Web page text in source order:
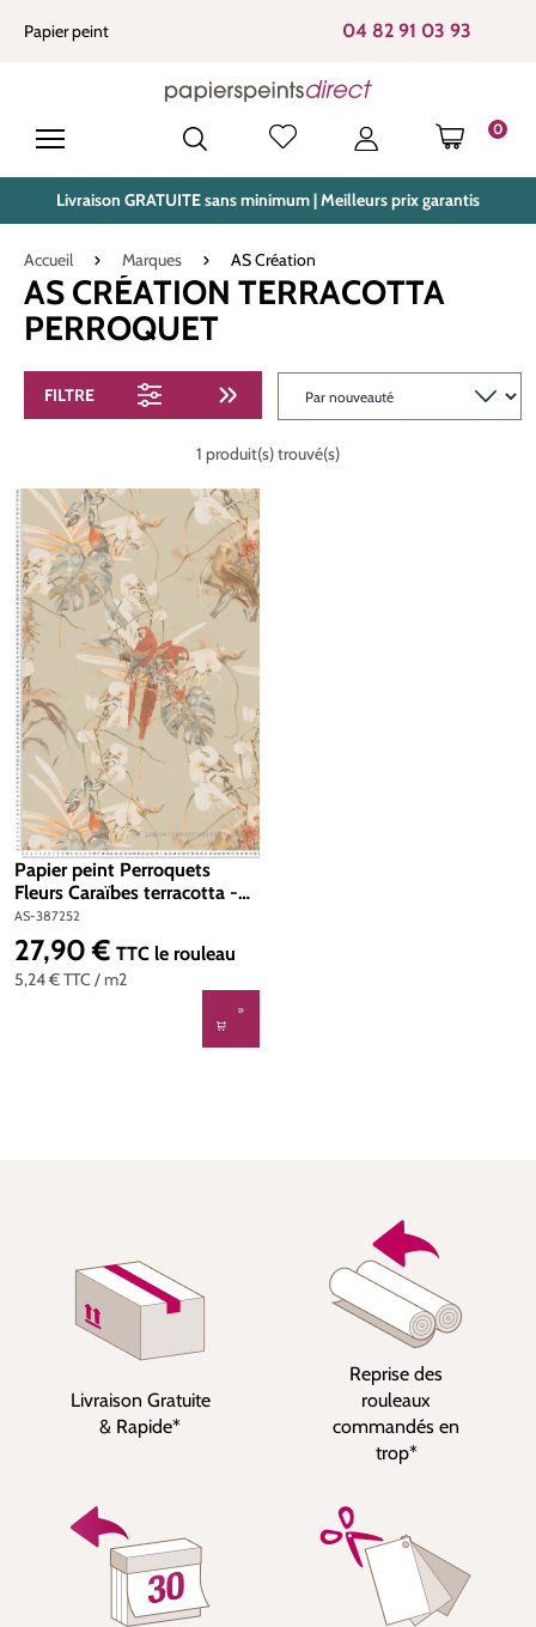
principal
Papier peint 04 82 91 03 93
0
LE
Livraison GRATUITE sans minimum | Meilleurs prix garantis
Accueil Marques AS Création
AS CRÉATION TERRACOTTA
PERROQUET
FILTRE
1 produit(s) trouvé(s)
Papier peint Perroquets
Fleurs Caraïbes terracotta -
Pintwalls d'A.S. Création |
Réf. AS-387252
AS-387252
5,24 €TTC / m2
Prix régulier :
27,90 € TTC le rouleau
Livraison Gratuite
& Rapide*
Reprise des
rouleaux
commandés en
trop*